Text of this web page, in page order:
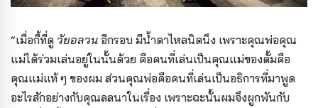
“เมื่อกี้ที่ดู วัยอลวน อีกรอบ มีน้ำตาไหลนิดนึง เพราะคุณพ่อคุณ
แม่ได้ร่วมเล่นอยู่ในนั้นด้วย คือคนที่เล่นเป็นคุณแม่ของตั้มคือ
คุณแม่แท้ ๆ ของผม ส่วนคุณพ่อคือคนที่เล่นเป็นอธิการที่มาพูด
อะไรสักอย่างกับคุณลลนาในเรื่อง เพราะฉะนั้นผมจึงผูกพันกับ